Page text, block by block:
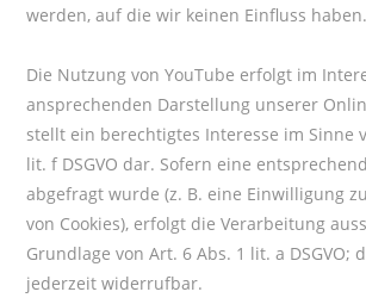
werden, auf die wir keinen Einfluss haben.
Die Nutzung von YouTube erfolgt im
ansprechenden Darstellung unserer
stellt ein berechtigtes Interesse im Sinne
lit. f DSGVO dar. Sofern eine
abgefragt wurde (z. B. eine Einwilligung
von Cookies), erfolgt die Verarbeitung
Grundlage von Art. 6 Abs. 1 lit. a DSGVO;
jederzeit widerrufbar.